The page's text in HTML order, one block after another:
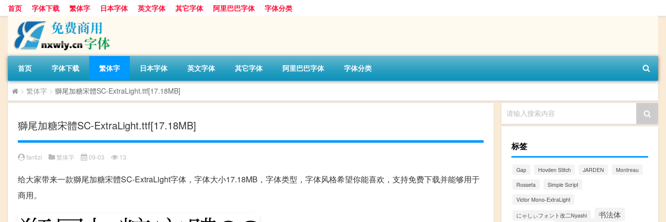
首页 字体下载 繁体字 日本字体 英文字体 其它字体 阿里巴巴字体 字体分类
首页 字体下载 繁体字 日本字体 英文字体 其它字体 阿里巴巴字体 字体分类
> 繁体字 > 獅尾加糖宋體SC-ExtraLight.ttf[17.18MB]
獅尾加糖宋體SC-ExtraLight.ttf[17.18MB]
fantizi 繁体字 09-03 13
给大家带来一款獅尾加糖宋體SC-ExtraLight字体，字体大小17.18MB，字体类型，字体风格希望你能喜欢，支持免费下载并能够用于
商用。
请输入搜索内容
标签
Gap Hovden Stitch JARDEN
Montreau
Rosseta
Simple Script
Victor Mono-ExtraLight
にゃしぃフォント改二Nyashi 书法体